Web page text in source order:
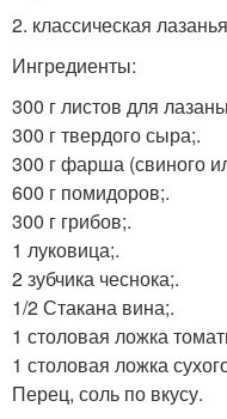
2. классическая
Ингредиенты:
300 г листов для
300 г твердого сыра;.
300 г фарша (свиного
600 г помидоров;.
300 г грибов;.
1 луковица;.
2 зубчика чеснока;.
1/2 Стакана вина;.
1 столовая ложка
1 столовая ложка
Перец, соль по вкусу.